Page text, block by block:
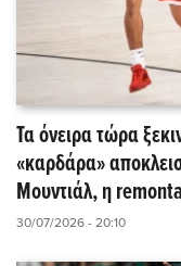
Τα όνειρα τώρα
«καρδάρα»
Μουντιάλ, η
30/07/2026 - 20:10